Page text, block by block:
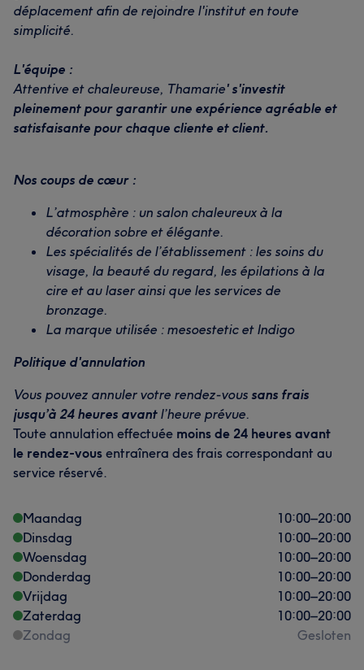
déplacement afin de rejoindre l'institut en toute
simplicité.
L'équipe :
Attentive et chaleureuse, Thamarie' s'investit
pleinement pour garantir une expérience agréable et
satisfaisante pour chaque cliente et client.
Nos coups de cœur :
L’atmosphère : un salon chaleureux à la
décoration sobre et élégante.
Les spécialités de l’établissement : les soins du
visage, la beauté du regard, les épilations à la
cire et au laser ainsi que les services de
bronzage.
La marque utilisée : mesoestetic et Indigo
Politique d'annulation
Vous pouvez annuler votre rendez-vous sans frais
jusqu’à 24 heures avantl’heure prévue.
Toute annulation effectuée moins de 24 heures avant
le rendez-vous entraînera des frais correspondant au
service réservé.
Maandag 10:00–20:00
Dinsdag
10:00–20:00
Woensdag
10:00–20:00
Donderdag
10:00–20:00
Vrijdag
10:00–20:00
Zaterdag
10:00–20:00
Zondag
Gesloten